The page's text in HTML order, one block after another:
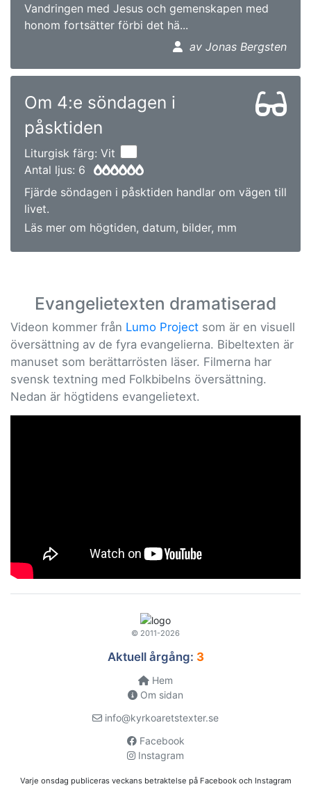
Vandringen med Jesus och gemenskapen med
honom fortsätter förbi det hä...
av Jonas Bergsten
Om 4:e söndagen i
påsktiden
Liturgisk färg: Vit
Antal ljus: 6
Fjärde söndagen i påsktiden handlar om vägen till
livet.
Läs mer om högtiden, datum, bilder, mm
Evangelietexten dramatiserad
Videon kommer från Lumo Project som är en visuell
översättning av de fyra evangelierna. Bibeltexten är
manuset som berättarrösten läser. Filmerna har
svensk textning med Folkbibelns översättning.
Nedan är högtidens evangelietext.
© 2011-2026
Aktuell årgång: 3
Hem
Om sidan
info@kyrkoaretstexter.se
Facebook
Instagram
Varje onsdag publiceras veckans betraktelse på Facebook och Instagram